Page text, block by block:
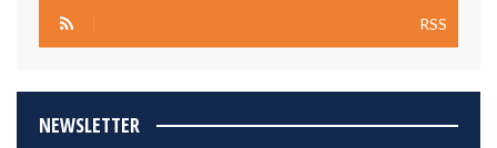
RSS
NEWSLETTER